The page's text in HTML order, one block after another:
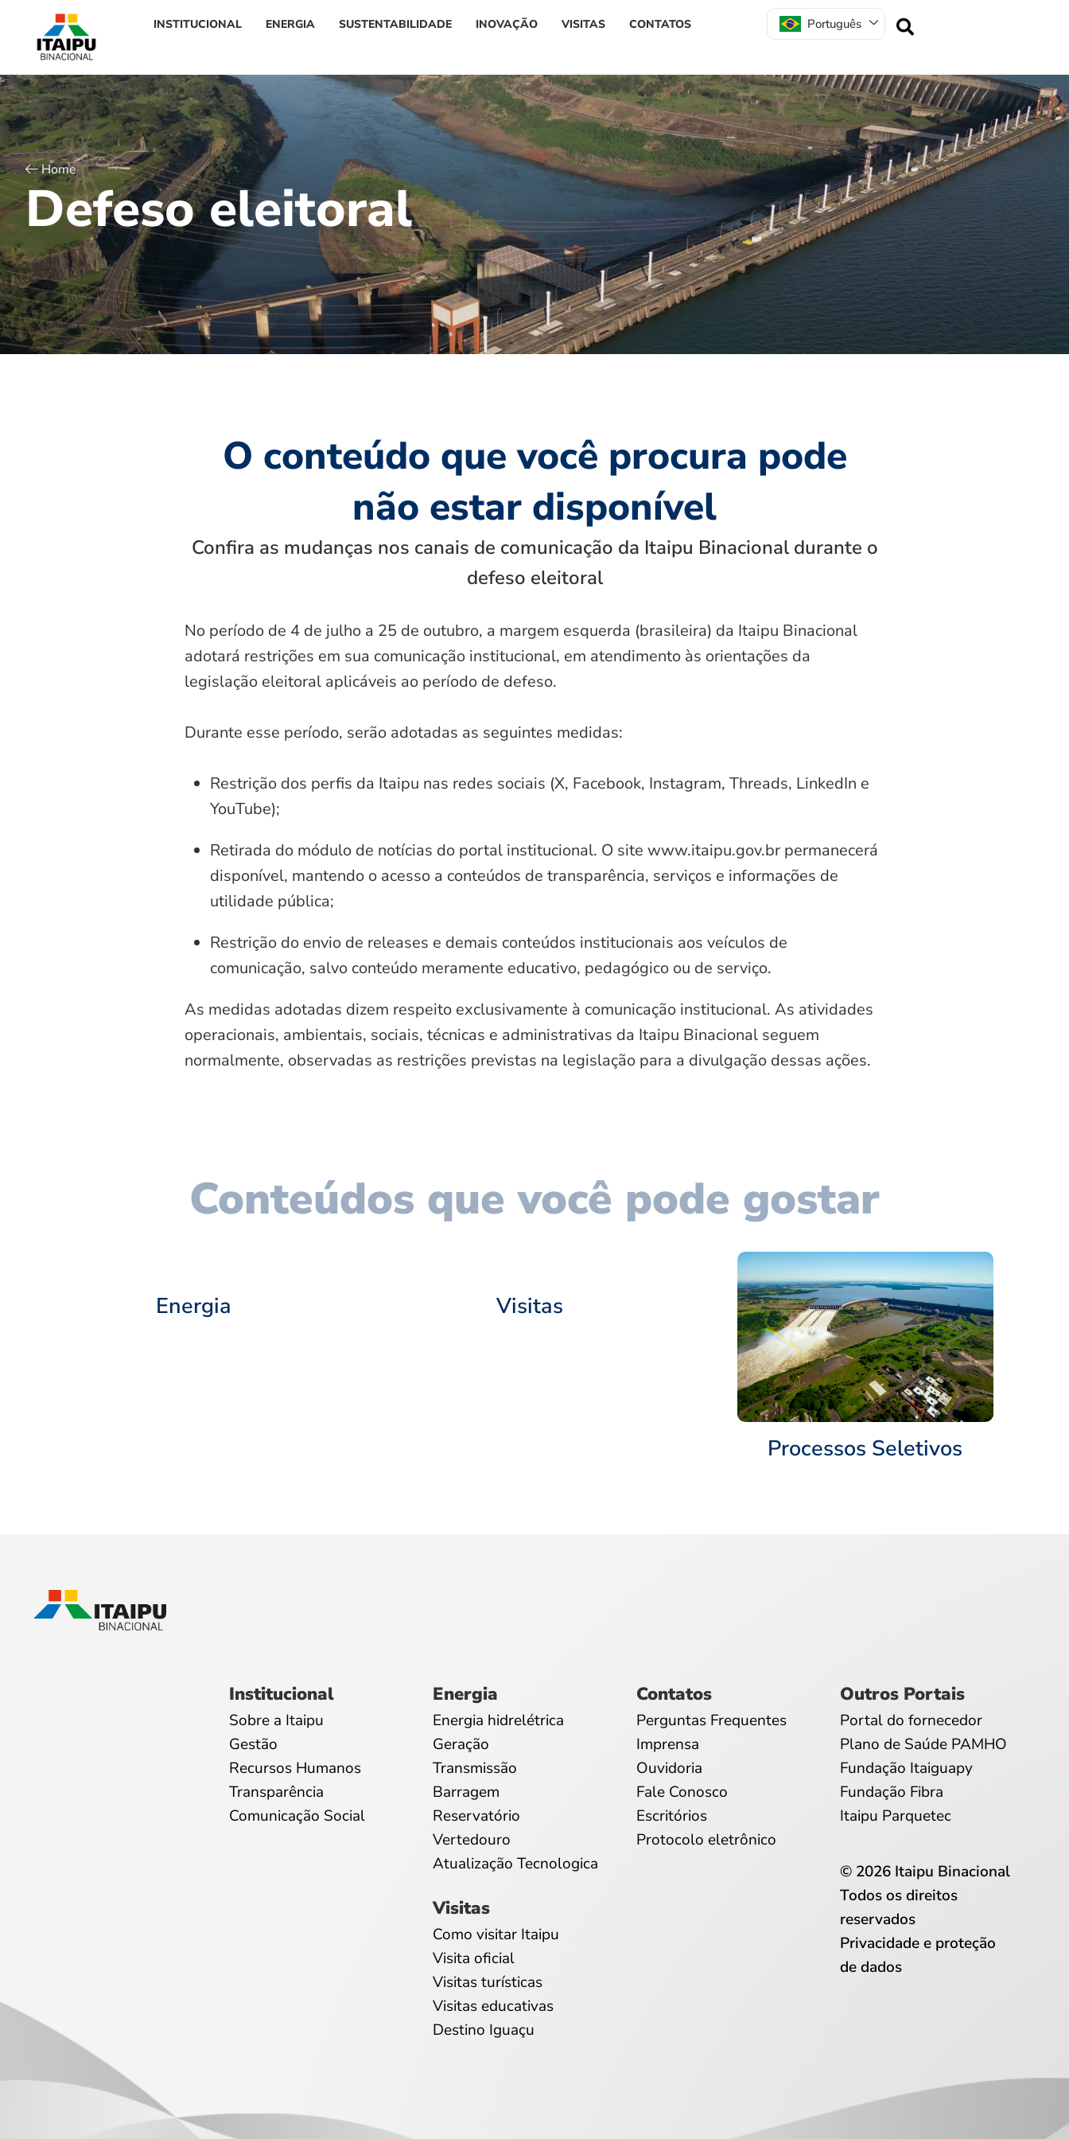
INSTITUCIONAL ENERGIA SUSTENTABILIDADE INOVAÇÃO VISITAS CONTATOS Português
Home
Defeso eleitoral
O conteúdo que você procura pode
não estar disponível
Confira as mudanças nos canais de comunicação da Itaipu Binacional durante o
defeso eleitoral
No período de 4 de julho a 25 de outubro, a margem esquerda (brasileira) da Itaipu Binacional
adotará restrições em sua comunicação institucional, em atendimento às orientações da
legislação eleitoral aplicáveis ao período de defeso.
Durante esse período, serão adotadas as seguintes medidas:
Restrição dos perfis da Itaipu nas redes sociais (X, Facebook, Instagram, Threads, LinkedIn e
YouTube);
Retirada do módulo de notícias do portal institucional. O site www.itaipu.gov.br permanecerá
disponível, mantendo o acesso a conteúdos de transparência, serviços e informações de
utilidade pública;
Restrição do envio de releases e demais conteúdos institucionais aos veículos de
comunicação, salvo conteúdo meramente educativo, pedagógico ou de serviço.
As medidas adotadas dizem respeito exclusivamente à comunicação institucional. As atividades
operacionais, ambientais, sociais, técnicas e administrativas da Itaipu Binacional seguem
normalmente, observadas as restrições previstas na legislação para a divulgação dessas ações.
Conteúdos que você pode gostar
Energia Visitas
Processos Seletivos
Institucional
Sobre a Itaipu
Gestão
Recursos Humanos
Transparência
Comunicação Social
Energia
Energia hidrelétrica
Geração
Transmissão
Barragem
Reservatório
Vertedouro
Atualização Tecnologica
Visitas
Como visitar Itaipu
Visita oficial
Visitas turísticas
Visitas educativas
Destino Iguaçu
Contatos
Perguntas Frequentes
Imprensa
Ouvidoria
Fale Conosco
Escritórios
Protocolo eletrônico
Outros Portais
Portal do fornecedor
Plano de Saúde PAMHO
Fundação Itaiguapy
Fundação Fibra
Itaipu Parquetec
© 2026 Itaipu Binacional
Todos os direitos
reservados
Privacidade e proteção
de dados